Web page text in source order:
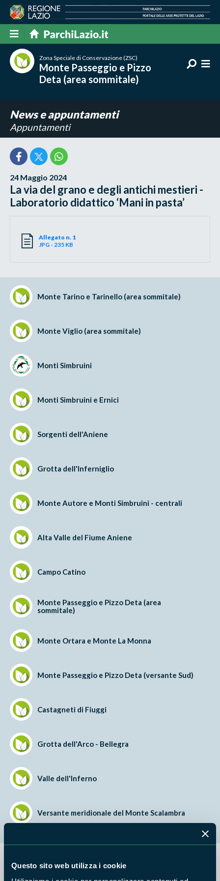
Questo sito web utilizza i cookie
Zona Speciale di Conservazione (ZSC)
Monte Passeggio e Pizzo
Deta (area sommitale)
News e appuntamenti
Appuntamenti
24 Maggio 2024
La via del grano e degli antichi mestieri -
Laboratorio didattico ‘Mani in pasta’
Allegato n. 1
JPG - 235 KB
Monte Tarino e Tarinello (area sommitale)
Monte Viglio (area sommitale)
Monti Simbruini
Monti Simbruini e Ernici
Sorgenti dell'Aniene
Grotta dell'Inferniglio
Monte Autore e Monti Simbruini - centrali
Alta Valle del Fiume Aniene
Campo Catino
Monte Passeggio e Pizzo Deta (area
sommitale)
Monte Ortara e Monte La Monna
Monte Passeggio e Pizzo Deta (versante Sud)
Castagneti di Fiuggi
Grotta dell'Arco - Bellegra
Valle dell'Inferno
Versante meridionale del Monte Scalambra